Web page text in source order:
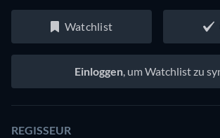
Watchlist
Einloggen, um Watchlist zu
REGISSEUR